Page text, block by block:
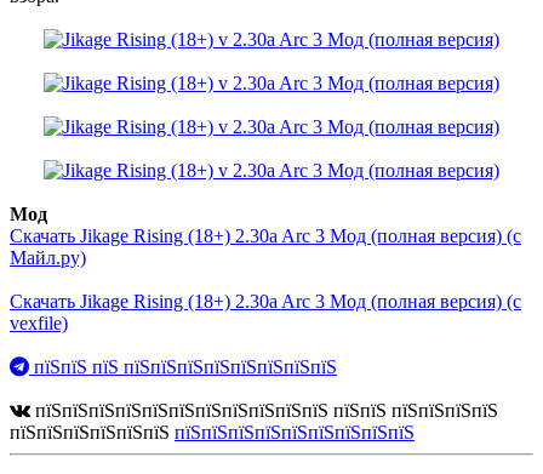
Мод
Скачать Jikage Rising (18+) 2.30a Arc 3 Мод (полная версия) (с
Майл.ру)
Скачать Jikage Rising (18+) 2.30a Arc 3 Мод (полная версия) (с
vexfile)
пїЅпїЅ пїЅ пїЅпїЅпїЅпїЅпїЅпїЅпїЅпїЅ
пїЅпїЅпїЅпїЅпїЅпїЅпїЅпїЅпїЅпїЅпїЅ пїЅпїЅ пїЅпїЅпїЅпїЅ
пїЅпїЅпїЅпїЅпїЅпїЅ пїЅпїЅпїЅпїЅпїЅпїЅпїЅпїЅпїЅ